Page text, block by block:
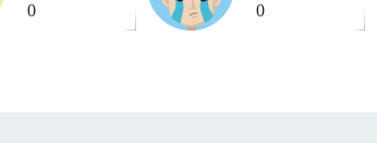
0 0